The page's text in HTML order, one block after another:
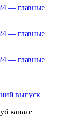
— главные
— главные
— главные
выпуск
канале